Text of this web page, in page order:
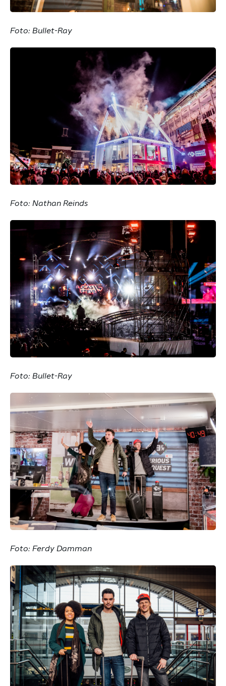
Foto: Bullet-Ray
Foto: Nathan Reinds
Foto: Bullet-Ray
Foto: Ferdy Damman